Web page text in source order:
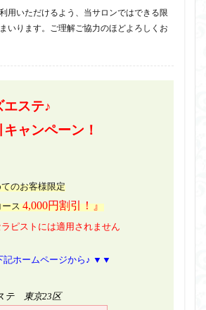
用いただけるよう、当サロンではできる限
いります。ご理解ご協力のほどよろしくお
エステ♪
ャンペーン！
のお客様限定
ース4,000円割引！』
ピストには適用されません
ホームページから♪ ▼▼
テ 東京23区